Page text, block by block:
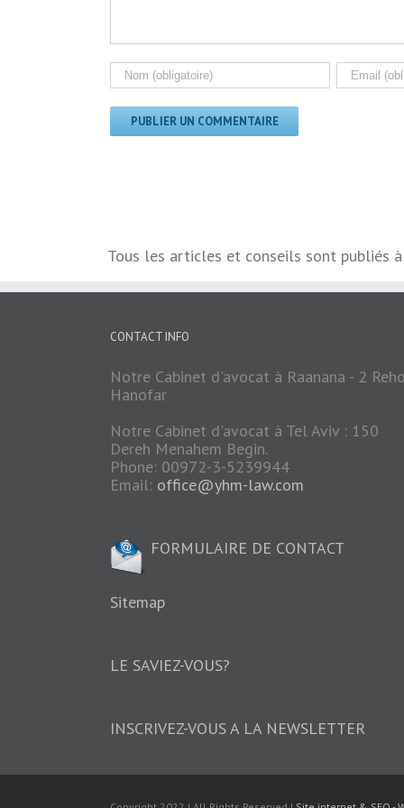
Tous les articles et conseils sont publiés
CONTACT INFO
Notre Cabinet d'avocat à Raanana - 2
Hanofar
Notre Cabinet d'avocat à Tel Aviv : 150
Dereh Menahem Begin.
Phone: 00972-3-5239944
Email: office@yhm-law.com
FORMULAIRE DE CONTACT
Sitemap
LE SAVIEZ-VOUS?
INSCRIVEZ-VOUS A LA NEWSLETTER